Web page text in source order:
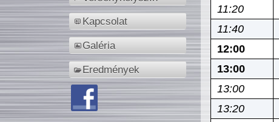
Kapcsolat
Galéria
Eredmények
11:20
11:40
12:00
13:00
13:00
13:20